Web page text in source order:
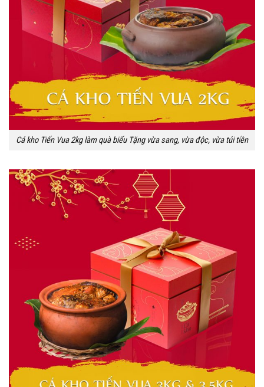
Cá kho Tiến Vua 2kg làm quà biếu Tặng vừa sang, vừa độc, vừa túi tiền